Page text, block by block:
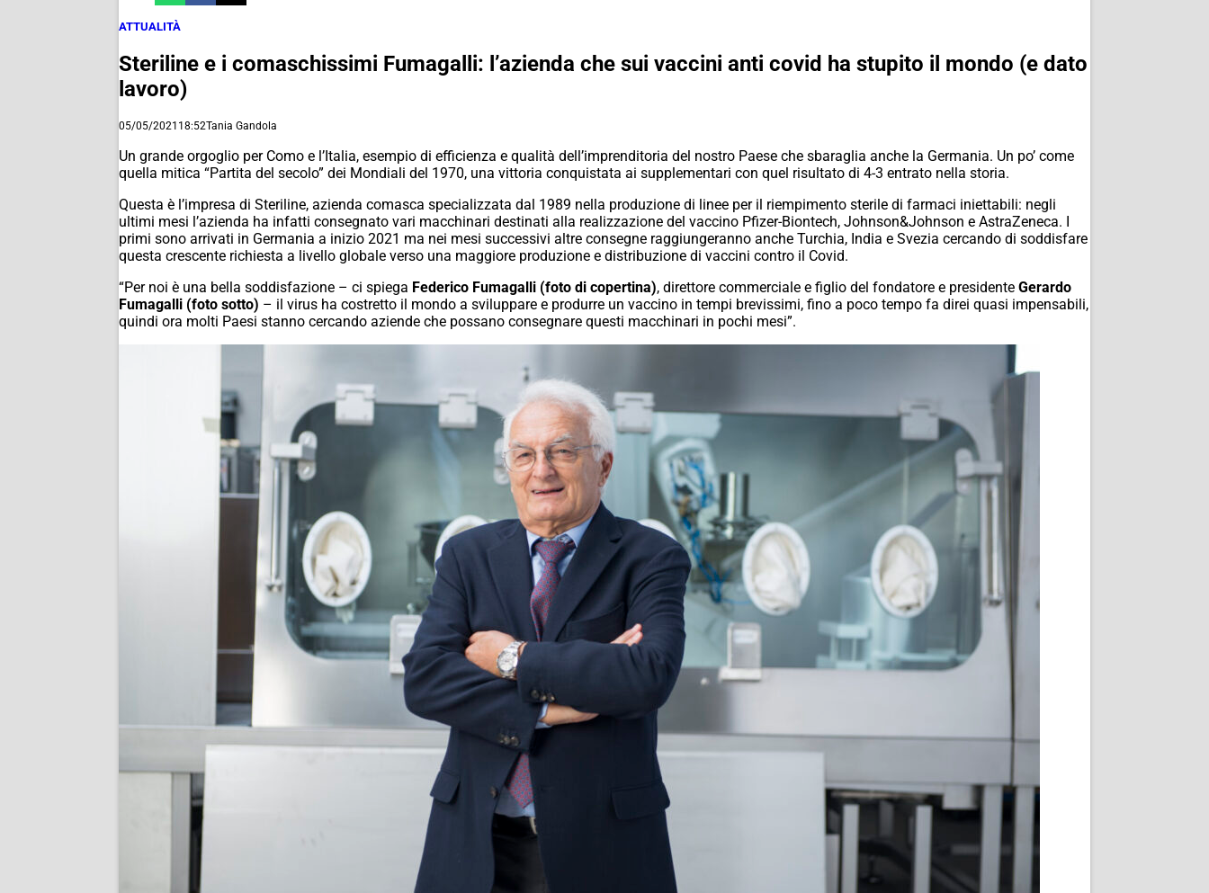
ATTUALITÀ
Steriline e i comaschissimi Fumagalli: l’azienda che sui vaccini anti covid ha stupito il mondo (e dato
lavoro)
05/05/2021 18:52Tania Gandola
Un grande orgoglio per Como e l’Italia, esempio di efficienza e qualità dell’imprenditoria del nostro Paese che sbaraglia anche la Germania. Un po’ come
quella mitica “Partita del secolo” dei Mondiali del 1970, una vittoria conquistata ai supplementari con quel risultato di 4-3 entrato nella storia.
Questa è l’impresa di Steriline, azienda comasca specializzata dal 1989 nella produzione di linee per il riempimento sterile di farmaci iniettabili: negli
ultimi mesi l’azienda ha infatti consegnato vari macchinari destinati alla realizzazione del vaccino Pfizer-Biontech, Johnson&Johnson e AstraZeneca. I
primi sono arrivati in Germania a inizio 2021 ma nei mesi successivi altre consegne raggiungeranno anche Turchia, India e Svezia cercando di soddisfare
questa crescente richiesta a livello globale verso una maggiore produzione e distribuzione di vaccini contro il Covid.
“Per noi è una bella soddisfazione – ci spiega Federico Fumagalli (foto di copertina), direttore commerciale e figlio del fondatore e presidente Gerardo
Fumagalli (foto sotto) – il virus ha costretto il mondo a sviluppare e produrre un vaccino in tempi brevissimi, fino a poco tempo fa direi quasi impensabili,
quindi ora molti Paesi stanno cercando aziende che possano consegnare questi macchinari in pochi mesi”.